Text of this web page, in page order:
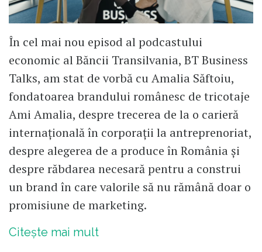
În cel mai nou episod al podcastului
economic al Băncii Transilvania, BT Business
Talks, am stat de vorbă cu Amalia Săftoiu,
fondatoarea brandului românesc de tricotaje
Ami Amalia, despre trecerea de la o carieră
internațională în corporații la antreprenoriat,
despre alegerea de a produce în România și
despre răbdarea necesară pentru a construi
un brand în care valorile să nu rămână doar o
promisiune de marketing.
Citește mai mult